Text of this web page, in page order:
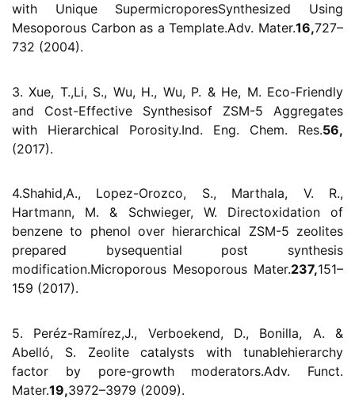
with Unique SupermicroporesSynthesized Using
Mesoporous Carbon as a Template.Adv. Mater.16,727–
732 (2004).
3. Xue, T.,Li, S., Wu, H., Wu, P. & He, M. Eco-Friendly
and Cost-Effective Synthesisof ZSM-5 Aggregates
with Hierarchical Porosity.Ind. Eng. Chem. Res.56,
(2017).
4.Shahid,A., Lopez-Orozco, S., Marthala, V. R.,
Hartmann, M. & Schwieger, W. Directoxidation of
benzene to phenol over hierarchical ZSM-5 zeolites
prepared bysequential post synthesis
modification.Microporous Mesoporous Mater.237,151–
159 (2017).
5. Peréz-Ramírez,J., Verboekend, D., Bonilla, A. &
Abelló, S. Zeolite catalysts with tunablehierarchy
factor by pore-growth moderators.Adv. Funct.
Mater.19,3972–3979 (2009).